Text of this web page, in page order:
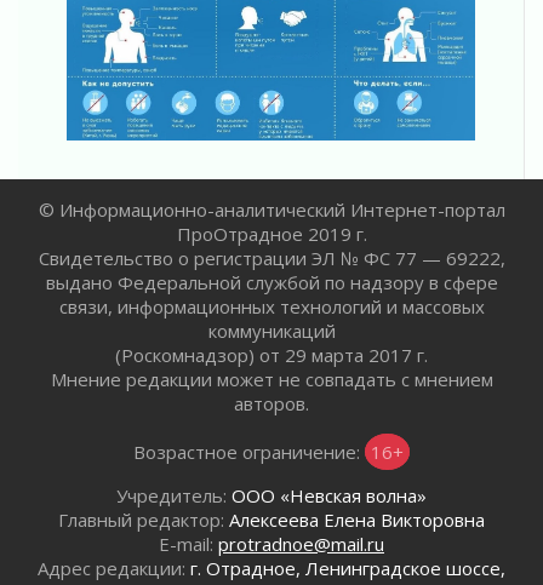
В Ивангороде назвали новых почетных
граждан Ленинградской области
02 августа 2026
Готовность №1
02 августа 2026
Километровые столбы «Дороги жизни»
Ленобласть внедрила передовую подготовку
операторов БПЛА
02 августа 2026
В Ивангороде появилась «Избушка-
02 августа 2026
Юхла, мука, кантеле и Водяной
Лето катится с горки
В Ленобласти открылась экспозиция к 150-
летию Билибина
© Информационно-аналитический Интернет-портал
ПроОтрадное 2019 г.
Свидетельство о регистрации ЭЛ № ФС 77 — 69222,
выдано Федеральной службой по надзору в сфере
связи, информационных технологий и массовых
коммуникаций
(Роскомнадзор) от 29 марта 2017 г.
Мнение редакции может не совпадать с мнением
авторов.
Возрастное ограничение: 16+
Учредитель: ООО «Невская волна»
Главный редактор: Алексеева Елена Викторовна
E-mail: protradnoe@mail.ru
Адрес редакции: г. Отрадное, Ленинградское шоссе,